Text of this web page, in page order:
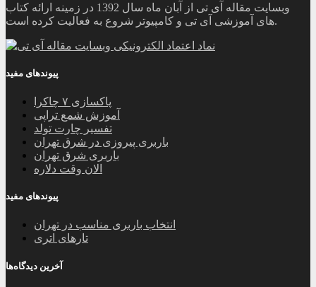
وبسایت مقاله آی تی از آبان ماه سال 1392 در زمینه ارائه کتاب
های آموزشی آی تی و کامپیوتر شروع به فعالیت کرده است.
پیوندهای مفید
پاکسازی ۷ چاکرا
آموزش شمع تراپی
تفسیر چارت تولد
باربری پیروزی در شرق تهران
باربری شرق تهران
الان وقت دلاره
پیوندهای مفید
انتخاب باربری مناسب در تهران
تارهای اتری
آخرین دیدگاه‌ها